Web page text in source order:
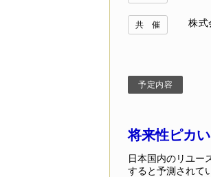
共 催 株式
予定内容
将来性ピカ
日本国内のリユー
すると予測されて